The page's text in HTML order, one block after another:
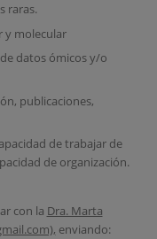
raras.
y molecular
datos ómicos y/o
publicaciones,
de trabajar de
de organización.
con la Dra. Marta
enviando: